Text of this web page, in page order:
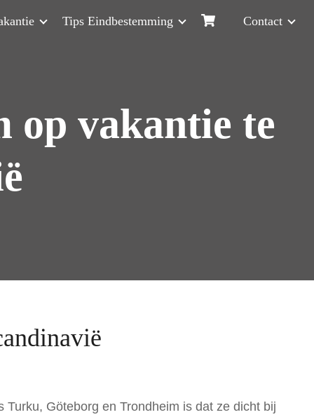
Tips Eindbestemming Contact
op vakantie te
Göteborg en Trondheim is dat ze dicht bij